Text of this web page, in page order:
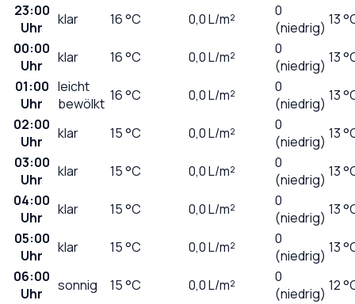
23:00
Uhr
klar 16°C 0,0L/m²
0
(niedrig) 13
00:00
Uhr
klar 16°C 0,0L/m²
0
(niedrig) 13
01:00
Uhr
leicht
bewölkt 16°C 0,0L/m²
0
(niedrig) 13
02:00
Uhr
klar 15°C 0,0L/m²
0
(niedrig) 13
03:00
Uhr
klar 15°C 0,0L/m²
0
(niedrig) 13
04:00
Uhr
klar 15°C 0,0L/m²
0
(niedrig) 13
05:00
Uhr
klar 15°C 0,0L/m²
0
(niedrig) 13
06:00
Uhr
sonnig 15°C 0,0L/m²
0
(niedrig) 12